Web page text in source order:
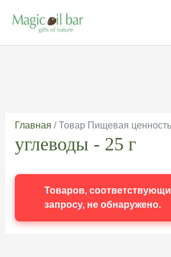
содержимому
Главная / Товар Пищевая
углеводы - 25 г
Товаров,
запросу, не обнаружено.